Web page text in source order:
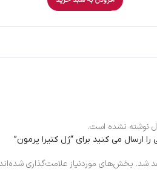
نوشته نشده است.
ارسال می کنید برای “ژل کتیرا پرمون”
شد. بخش‌های موردنیاز علامت‌گذاری